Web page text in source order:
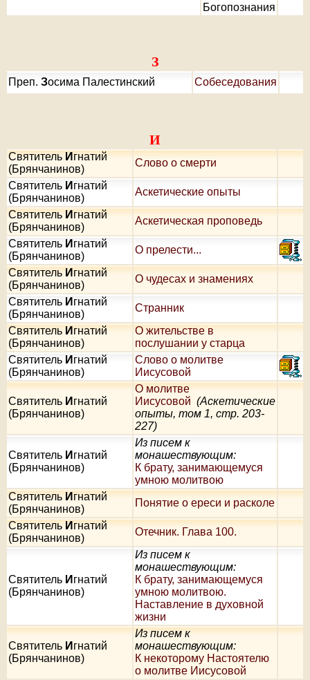
Богопознания
З
Преп. Зосима Палестинский Собеседования
И
СвятительИгнатий
(Брянчанинов)
Слово о смерти
Святитель И гнатий
(Брянчанинов)
Аскетические опыты
СвятительИгнатий
(Брянчанинов)
Аскетическая проповедь
Святитель И гнатий
(Брянчанинов)
О прелести...
СвятительИгнатий
(Брянчанинов)
О чудесах и знамениях
Святитель И гнатий
(Брянчанинов)
Странник
СвятительИгнатий
(Брянчанинов)
О жительстве в
послушании у старца
Святитель И гнатий
(Брянчанинов)
Слово о молитве
Иисусовой
Святитель И гнатий
(Брянчанинов)
О молитве
Иисусовой (Аскетические
опыты, том 1, стр. 203-
227)
Святитель И гнатий
(Брянчанинов)
Из писем к
монашествующим:
К брату, занимающемуся
умною молитвою
СвятительИгнатий
(Брянчанинов)
Понятие о ереси и расколе
СвятительИгнатий
(Брянчанинов)
Отечник. Глава 100.
Святитель И гнатий
(Брянчанинов)
Из писем к
монашествующим:
К брату, занимающемуся
умною молитвою.
Наставление в духовной
жизни
Святитель И гнатий
(Брянчанинов)
Из писем к
монашествующим:
К некоторому Настоятелю
о молитве Иисусовой